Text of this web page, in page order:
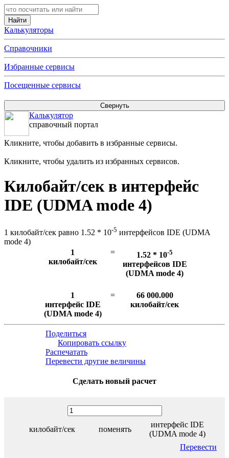
Калькуляторы
Справочники
Избранные сервисы
Посещенные сервисы
Калькулятор
справочный портал
Кликните, чтобы добавить в избранные сервисы.
Кликните, чтобы удалить из избранных сервисов.
Килобайт/сек в интерфейс
IDE (UDMA mode 4)
1 килобайт/сек равно 1.52 * 10-5 интерфейсов IDE (UDMA
mode 4)
1
килобайт/сек
= 1.52 * 10-5
интерфейсов IDE
(UDMA mode 4)
1
интерфейс IDE
(UDMA mode 4)
=
66 000.000
килобайт/сек
Поделиться
Копировать ссылку
Распечатать
Перевести другие величины
Сделать новый расчет
килобайт/сек поменять
интерфейс IDE
(UDMA mode 4)
Перевести